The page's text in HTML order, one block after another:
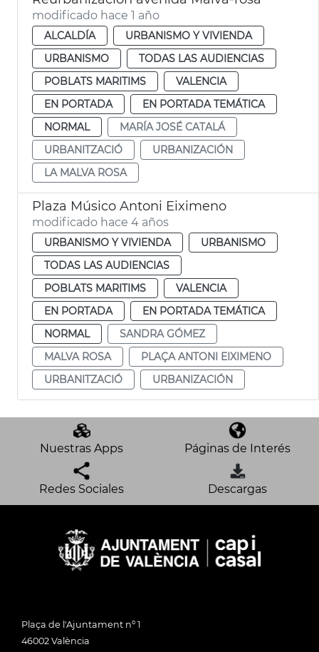
modificado hace 1 año
ALCALDÍA
URBANISMO Y VIVIENDA
URBANISMO
TODAS LAS AUDIENCIAS
POBLATS MARITIMS
VALENCIA
EN PORTADA
EN PORTADA TEMÁTICA
NORMAL
MARÍA JOSÉ CATALÁ
URBANITZACIÓ
URBANIZACIÓN
LA MALVA ROSA
Plaza Músico Antoni Eiximeno
modificado hace 4 años
URBANISMO Y VIVIENDA
URBANISMO
TODAS LAS AUDIENCIAS
POBLATS MARITIMS
VALENCIA
EN PORTADA
EN PORTADA TEMÁTICA
NORMAL
SANDRA GÓMEZ
MALVA ROSA
PLAÇA ANTONI EIXIMENO
URBANITZACIÓ
URBANIZACIÓN
Nuestras Apps Páginas de Interés
Redes Sociales Descargas
Plaça de l'Ajuntament nº 1
46002 València